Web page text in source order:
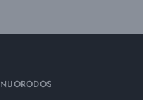
NUORODOS